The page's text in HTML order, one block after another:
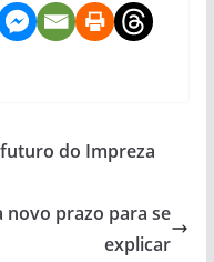
do Impreza
novo prazo para se
explicar